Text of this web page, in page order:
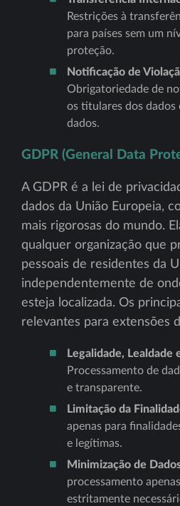
Restrições à
para países sem um
proteção.
Notificação de
Obrigatoriedade de
os titulares dos dados
dados.
GDPR (General Data
A GDPR é a lei de
dados da União Europeia,
mais rigorosas do mundo.
qualquer organização que
pessoais de residentes da
independentemente de
esteja localizada. Os
relevantes para extensões
Legalidade, Lealdade
Processamento de
e transparente.
Limitação da
apenas para
e legítimas.
Minimização de
processamento
estritamente